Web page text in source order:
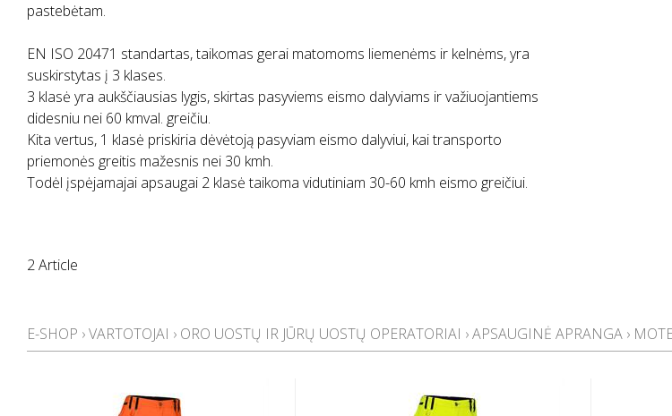
pastebėtam.
EN ISO 20471 standartas, taikomas gerai matomoms liemenėms ir kelnėms, yra
suskirstytas į 3 klases.
3 klasė yra aukščiausias lygis, skirtas pasyviems eismo dalyviams ir važiuojantiems
didesniu nei 60 kmval. greičiu.
Kita vertus, 1 klasė priskiria dėvėtoją pasyviam eismo dalyviui, kai transporto
priemonės greitis mažesnis nei 30 kmh.
Todėl įspėjamajai apsaugai 2 klasė taikoma vidutiniam 30-60 kmh eismo greičiui.
2 Article
E-SHOP ›VARTOTOJAI › ORO UOSTŲ IR JŪRŲ UOSTŲ OPERATORIAI ›APSAUGINĖ APRANGA ›